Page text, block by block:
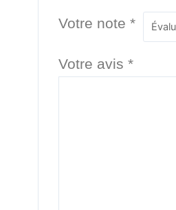
Votre note*
Votre avis*